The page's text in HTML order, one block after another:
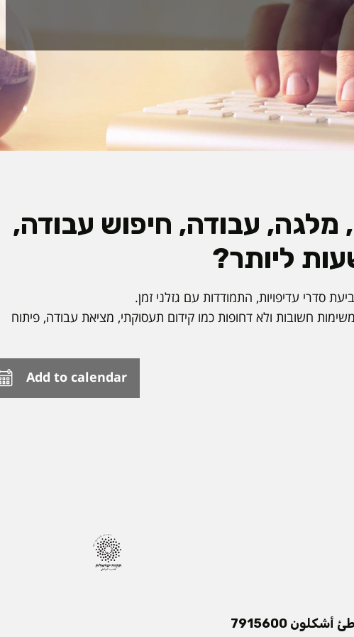
מלגה, עבודה, חיפוש עבודה,
סדרי עדיפויות, התמודדות עם גזלני זמן.
חשובות ולא דחופות כמו קידום תעסוקתי, מציאת עבודה, פיתוח
Add to calendar
7915600